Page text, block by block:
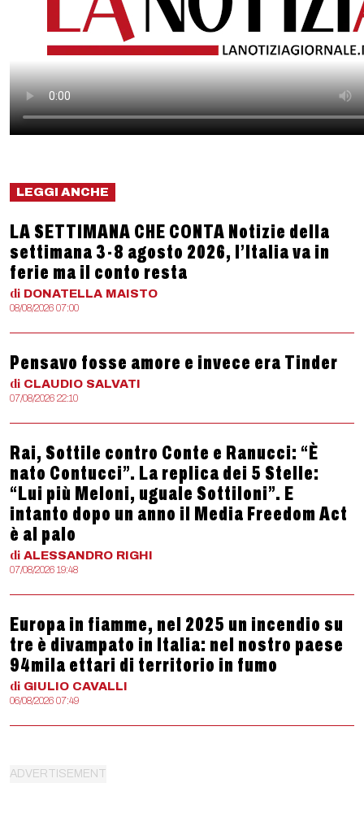
LEGGI ANCHE
LA SETTIMANA CHE CONTA Notizie della
settimana 3-8 agosto 2026, l’Italia va in
ferie ma il conto resta
di DONATELLA MAISTO
08/08/2026 07:00
Pensavo fosse amore e invece era Tinder
di CLAUDIO SALVATI
07/08/2026 22:10
Rai, Sottile contro Conte e Ranucci: “È
nato Contucci”. La replica dei 5 Stelle:
“Lui più Meloni, uguale Sottiloni”. E
intanto dopo un anno il Media Freedom Act
è al palo
di ALESSANDRO RIGHI
07/08/2026 19:48
Europa in fiamme, nel 2025 un incendio su
tre è divampato in Italia: nel nostro paese
94mila ettari di territorio in fumo
di GIULIO CAVALLI
06/08/2026 07:49